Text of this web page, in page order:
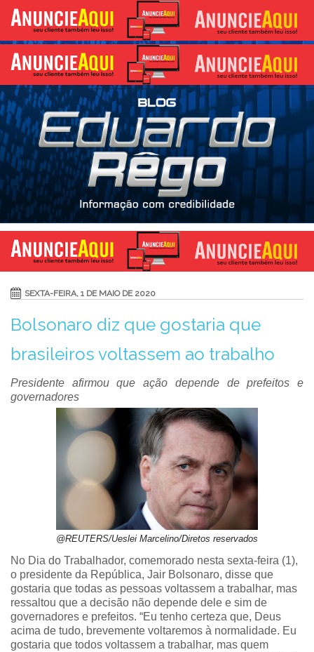
SEXTA-FEIRA, 1 DE MAIO DE 2020
Bolsonaro diz que gostaria que
brasileiros voltassem ao trabalho
Presidente afirmou que ação depende de prefeitos e
governadores
@REUTERS/Ueslei Marcelino/Diretos reservados
No Dia do Trabalhador, comemorado nesta sexta-feira (1),
o presidente da República, Jair Bolsonaro, disse que
gostaria que todas as pessoas voltassem a trabalhar, mas
ressaltou que a decisão não depende dele e sim de
governadores e prefeitos. “Eu tenho certeza que, Deus
acima de tudo, brevemente voltaremos à normalidade. Eu
gostaria que todos voltassem a trabalhar, mas quem